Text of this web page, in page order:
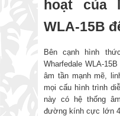
hoạt của
WLA-15B
Bên cạnh hình
Wharfedale WLA-
âm tần mạnh mẽ,
mọi cấu hình trình
này có hệ thống
đường kính cực lớn